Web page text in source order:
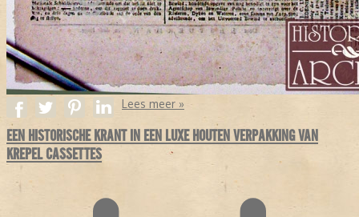
Lees meer »
EEN HISTORISCHE KRANT IN EEN LUXE HOUTEN VERPAKKING VAN
KREPEL CASSETTES